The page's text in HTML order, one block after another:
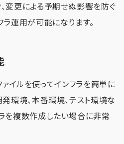
変更による予期せぬ影響を防ぐ
ラ運用が可能になります。
イルを使ってインフラを簡単に
発環境、本番環境、テスト環境な
を複数作成したい場合に非常